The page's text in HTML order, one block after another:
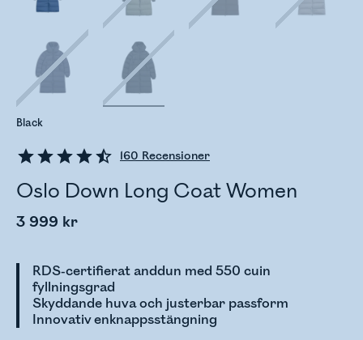
160 Recensioner
Oslo Down Long Coat Women
3 999 kr
RDS-certifierat anddun med 550 cuin
fyllningsgrad
Skyddande huva och justerbar passform
Innovativ enknappsstängning
Black